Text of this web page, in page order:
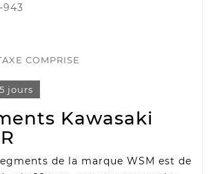
943
COMPRISE
jours
Kawasaki
de la marque WSM est de